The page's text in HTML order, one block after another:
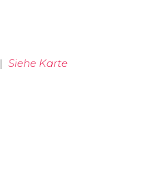
Siehe Karte